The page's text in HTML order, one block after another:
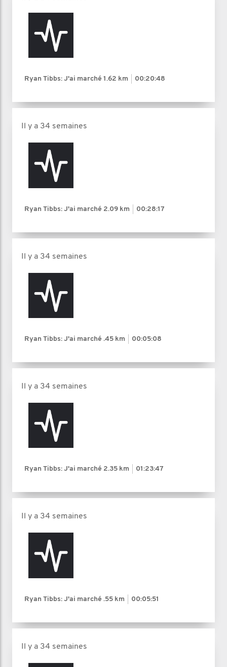
Ryan Tibbs: J'ai marché 1.62 km 00:20:48
Il y a 34 semaines
Ryan Tibbs: J'ai marché 2.09 km 00:28:17
Il y a 34 semaines
Ryan Tibbs: J'ai marché .45 km 00:05:08
Il y a 34 semaines
Ryan Tibbs: J'ai marché 2.35 km 01:23:47
Il y a 34 semaines
Ryan Tibbs: J'ai marché .55 km 00:05:51
Il y a 34 semaines